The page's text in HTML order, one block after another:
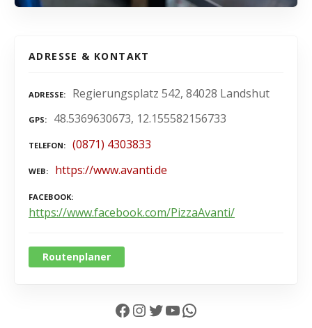
ADRESSE & KONTAKT
ADRESSE Regierungsplatz 542, 84028 Landshut
GPS 48.5369630673, 12.155582156733
TELEFON (0871) 4303833
WEB https://www.avanti.de
FACEBOOK
https://www.facebook.com/PizzaAvanti/
Routenplaner
Facebook InstagramTwitter YouTube WhatsApp